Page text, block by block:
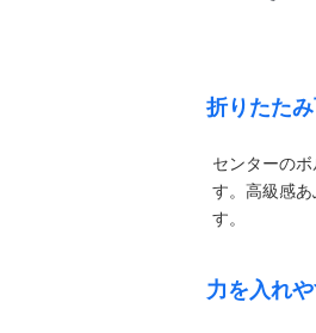
折りたた
センターの
す。高級感
す。
力を入れ